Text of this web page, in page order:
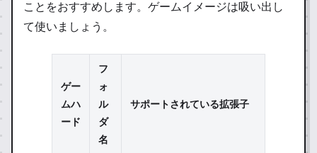
ことをおすすめします。 ゲームイメージは吸い出し
て使いましょう。
ゲー
ムハ
ード
フ
ォ
ル
ダ
名
サポートされている拡張子